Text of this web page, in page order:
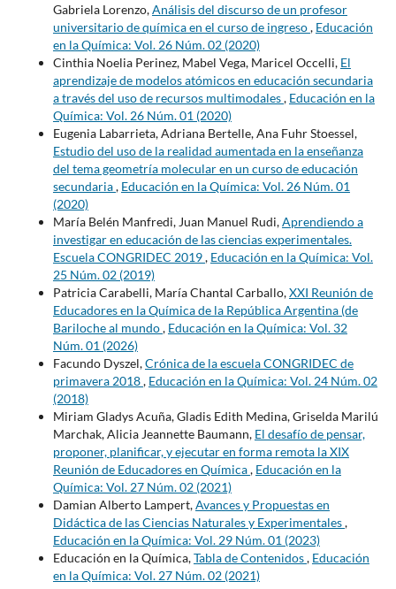
Gabriela Lorenzo,Análisis del discurso de un profesor
universitario de química en el curso de ingreso, Educación
en la Química: Vol. 26 Núm. 02 (2020)
Cinthia Noelia Perinez, Mabel Vega, Maricel Occelli, El
aprendizaje de modelos atómicos en educación secundaria
a través del uso de recursos multimodales, Educación en la
Química: Vol. 26 Núm. 01 (2020)
Eugenia Labarrieta, Adriana Bertelle, Ana Fuhr Stoessel,
Estudio del uso de la realidad aumentada en la enseñanza
del tema geometría molecular en un curso de educación
secundaria, Educación en la Química: Vol. 26 Núm. 01
(2020)
María Belén Manfredi, Juan Manuel Rudi,Aprendiendo a
investigar en educación de las ciencias experimentales.
Escuela CONGRIDEC 2019, Educación en la Química: Vol.
25 Núm. 02 (2019)
Patricia Carabelli, María Chantal Carballo,XXI Reunión de
Educadores en la Química de la República Argentina (de
Bariloche al mundo, Educación en la Química: Vol. 32
Núm. 01 (2026)
Facundo Dyszel,Crónica de la escuela CONGRIDEC de
primavera 2018, Educación en la Química: Vol. 24 Núm. 02
(2018)
Miriam Gladys Acuña, Gladis Edith Medina, Griselda Marilú
Marchak, Alicia Jeannette Baumann, El desafío de pensar,
proponer, planificar, y ejecutar en forma remota la XIX
Reunión de Educadores en Química, Educación en la
Química: Vol. 27 Núm. 02 (2021)
Damian Alberto Lampert,Avances y Propuestas en
Didáctica de las Ciencias Naturales y Experimentales,
Educación en la Química: Vol. 29 Núm. 01 (2023)
Educación en la Química,Tabla de Contenidos, Educación
en la Química: Vol. 27 Núm. 02 (2021)